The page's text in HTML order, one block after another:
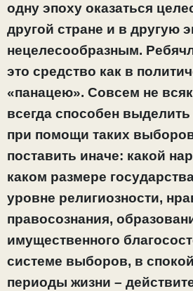
одну эпоху оказаться
другой стране и в другую
нецелесообразным.
это средство как в
«панацею». Совсем не
всегда способен
при помощи таких
поставить иначе: какой
каком размере
уровне религиозности,
правосознания,
имущественного
системе выборов, в
периоды жизни –